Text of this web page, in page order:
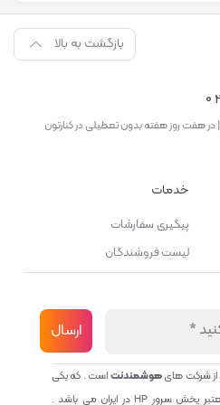
بازگشت به بالا
هفت روز هفته بدون تعطیلی در کنارتون
خدمات
پیگیری سفارشات
لیست فروشندگان
شرکت هایهوشمندنتاست . که یکی
شناخته ترین و یکی از شرکت معتبر پخش سرور HP در ایران می باشد .